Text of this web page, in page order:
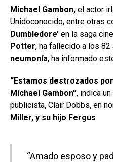
Michael Gambon, el actor
Unidoconocido, entre otras
Dumbledore’ en la saga
Potter, ha fallecido a los 82
neumonía, ha informado
“Estamos destrozados
Michael Gambon”, indica
publicista, Clair Dobbs, en
Miller, y su hijo Fergus.
“Amado esposo y